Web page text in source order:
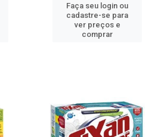
Faça seu login ou
cadastre-se para
ver preços e
comprar